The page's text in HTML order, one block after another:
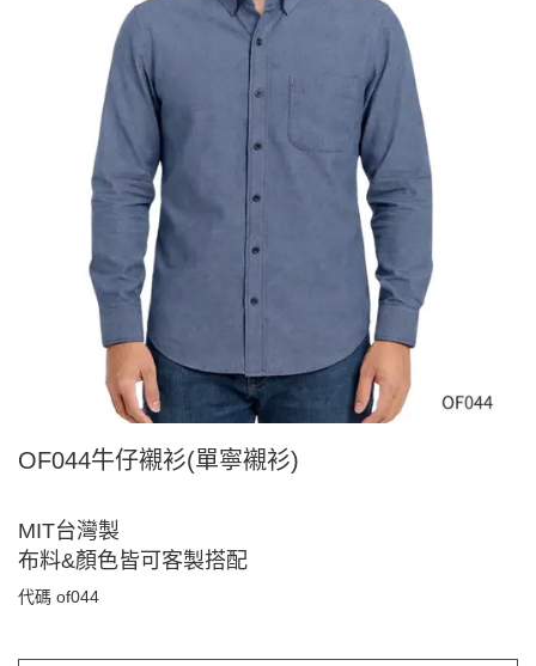
OF044牛仔襯衫(單寧襯衫)
MIT台灣製
布料&顏色皆可客製搭配
代碼 of044